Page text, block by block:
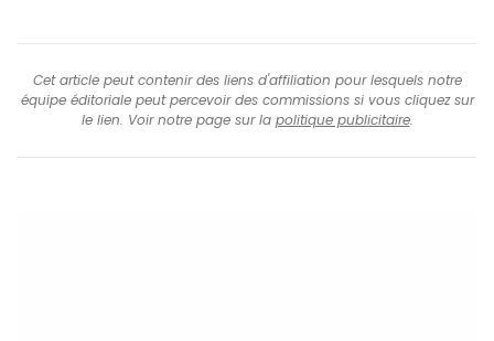
Cet article peut contenir des liens d'affiliation pour lesquels notre
équipe éditoriale peut percevoir des commissions si vous cliquez sur
le lien. Voir notre page sur la politique publicitaire.